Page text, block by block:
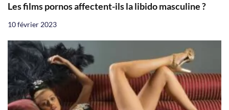
Les films pornos affectent-ils la libido masculine ?
10 février 2023